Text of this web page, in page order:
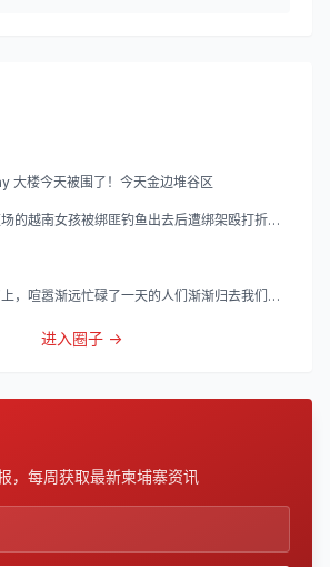
大楼今天被围了！今天金边堆谷区
的越南女孩被绑匪钓鱼出去后遭绑架殴打折
，喧嚣渐远忙碌了一天的人们渐渐归去我们的
进入圈子 →
，每周获取最新柬埔寨资讯